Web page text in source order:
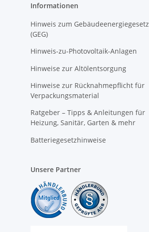
Informationen
Hinweis zum Gebäudeenergiegesetz
(GEG)
Hinweis-zu-Photovoltaik-Anlagen
Hinweise zur Altölentsorgung
Hinweise zur Rücknahmepflicht für
Verpackungsmaterial
Ratgeber – Tipps & Anleitungen für
Heizung, Sanitär, Garten & mehr
Batteriegesetzhinweise
Unsere Partner